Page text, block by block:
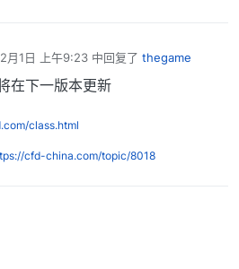
月1日 上午9:23中回复了 thegame
在下一版本更新
class.html
cfd-china.com/topic/8018